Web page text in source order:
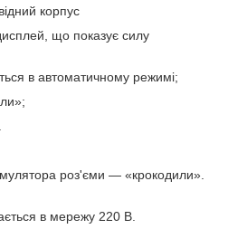
корпус
що показує силу
в автоматичному режимі;
роз'єми — «крокодили».
в мережу 220 В.